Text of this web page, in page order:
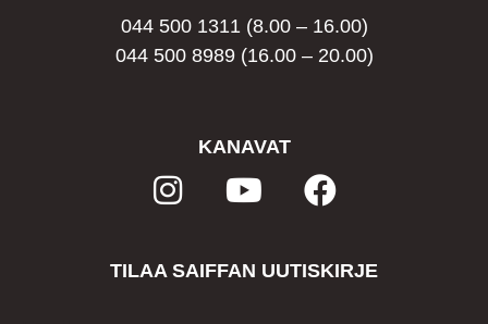
044 500 1311 (8.00 – 16.00)
044 500 8989(16.00 – 20.00)
KANAVAT
TILAA SAIFFAN UUTISKIRJE